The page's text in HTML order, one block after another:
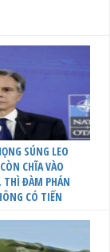
SÚNG LEO
CHĨA VÀO
THÌ ĐÀM PHÁN
CÓ TIẾN